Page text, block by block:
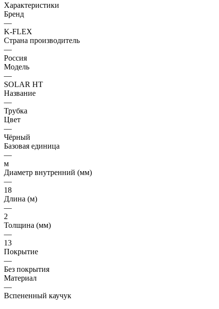
Характеристики
Бренд
—
K-FLEX
Страна производитель
—
Россия
Модель
—
SOLAR HT
Название
—
Трубка
Цвет
—
Чёрный
Базовая единица
—
м
Диаметр внутренний (мм)
—
18
Длина (м)
—
2
Толщина (мм)
—
13
Покрытие
—
Без покрытия
Материал
—
Вспененный каучук